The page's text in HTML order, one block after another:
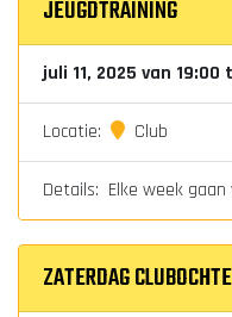
JEUGDTRAINING
juli 11, 2025 van 19:00
Locatie: Club
Details: Elke week
ZATERDAG